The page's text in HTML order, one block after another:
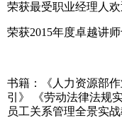
荣获最受职业经理人
荣获2015年度卓越讲
书籍：《人力资源部
引》 《劳动法律法规
员工关系管理全景实